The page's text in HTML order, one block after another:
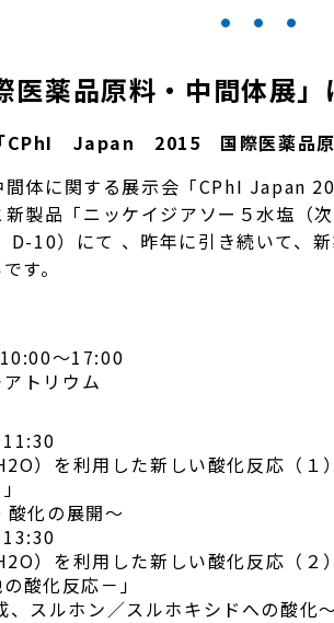
品原料・中間体展」
「CPhI Japan 2015 国際医薬品原
体に関する展示会「CPhI Japan
製品「ニッケイジアソー５水塩（
10）にて 、昨年に引き続いて、
す。
～17:00
トリウム
）を利用した新しい酸化反応（１）
化の展開～
）を利用した新しい酸化反応（２）
酸化反応－」
スルホン／スルホキシドへの酸化